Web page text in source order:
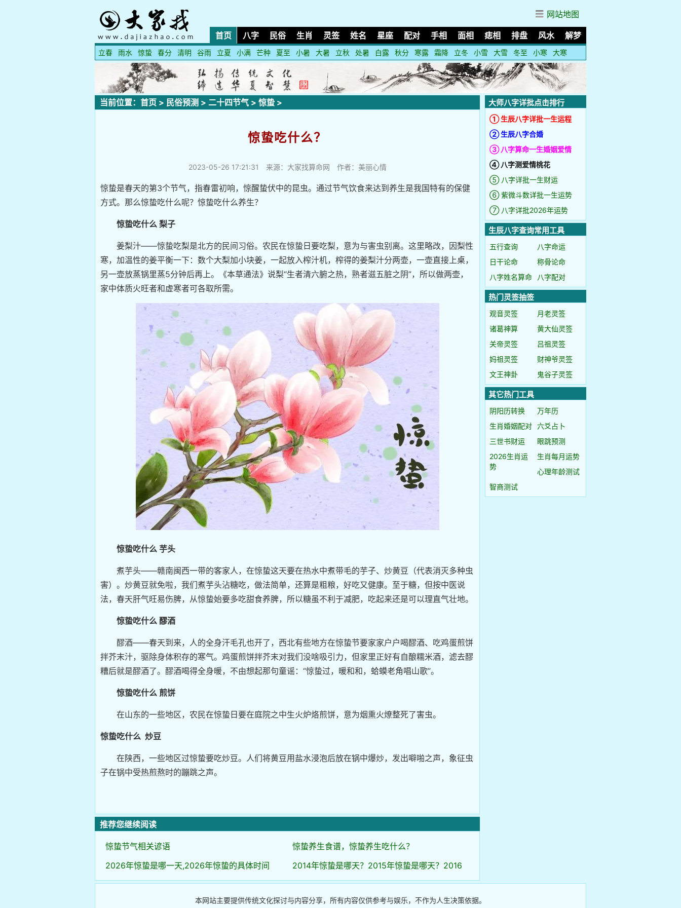
网站地图
首页 八字 民俗 生肖 灵签 姓名 星座 配对 手相 面相 痣相 排盘 风水 解梦
立春 雨水 惊蛰 春分 清明 谷雨 立夏 小满 芒种 夏至 小暑 大暑 立秋 处暑 白露 秋分 寒露 霜降 立冬 小雪 大雪 冬至 小寒 大寒
当前位置： 首页 > 民俗预测 > 二十四节气 > 惊蛰 >
惊蛰吃什么？
2023-05-26 17:21:31 来源：大家找算命网 作者：美丽心情
惊蛰是春天的第3个节气，指春雷初响，惊醒蛰伏中的昆虫。通过节气饮食来达到养生是我国特有的保健
方式。那么惊蛰吃什么呢？惊蛰吃什么养生？
惊蛰吃什么 梨子
姜梨汁——惊蛰吃梨是北方的民间习俗。农民在惊蛰日要吃梨，意为与害虫别离。这里略改，因梨性
寒，加温性的姜平衡一下：数个大梨加小块姜，一起放入榨汁机，榨得的姜梨汁分两壶，一壶直接上桌，
另一壶放蒸锅里蒸5分钟后再上。《本草通法》说梨“生者清六腑之热，熟者滋五脏之阴”，所以做两壶，
家中体质火旺者和虚寒者可各取所需。
惊蛰吃什么 芋头
煮芋头——赣南闽西一带的客家人，在惊蛰这天要在热水中煮带毛的芋子、炒黄豆（代表消灭多种虫
害）。炒黄豆就免啦，我们煮芋头沾糖吃，做法简单，还算是粗粮，好吃又健康。至于糖，但按中医说
法，春天肝气旺易伤脾，从惊蛰始要多吃甜食养脾，所以糖虽不利于减肥，吃起来还是可以理直气壮地。
惊蛰吃什么 醪酒
醪酒——春天到来，人的全身汗毛孔也开了，西北有些地方在惊蛰节要家家户户喝醪酒、吃鸡蛋煎饼
拌芥末汁，驱除身体积存的寒气。鸡蛋煎饼拌芥末对我们没啥吸引力，但家里正好有自酿糯米酒，滤去醪
糟后就是醪酒了。醪酒喝得全身暖，不由想起那句童谣：“惊蛰过，暖和和，蛤蟆老角唱山歌”。
惊蛰吃什么 煎饼
在山东的一些地区，农民在惊蛰日要在庭院之中生火炉烙煎饼，意为烟熏火燎整死了害虫。
惊蛰吃什么 炒豆
在陕西，一些地区过惊蛰要吃炒豆。人们将黄豆用盐水浸泡后放在锅中爆炒，发出噼啪之声，象征虫
子在锅中受热煎熬时的蹦跳之声。
大师八字详批点击排行
① 生辰八字详批一生运程
② 生辰八字合婚
③ 八字算命一生婚姻爱情
④ 八字测爱情桃花
⑤ 八字详批一生财运
⑥ 紫微斗数详批一生运势
⑦ 八字详批2026年运势
生辰八字查询常用工具
五行查询
八字命运
日干论命
称骨论命
八字姓名算命
八字配对
热门灵签抽签
观音灵签
月老灵签
诸葛神算
黄大仙灵签
关帝灵签
吕祖灵签
妈祖灵签
财神爷灵签
文王神卦
鬼谷子灵签
其它热门工具
阴阳历转换
万年历
生肖婚姻配对 六爻占卜
三世书财运
眼跳预测
2026生肖运
势
生肖每月运势
心理年龄测试
智商测试
推荐您继续阅读
惊蛰节气相关谚语
惊蛰养生食谱，惊蛰养生吃什么？
2026年惊蛰是哪一天,2026年惊蛰的具体时间
2014年惊蛰是哪天？2015年惊蛰是哪天？2016
本网站主要提供传统文化探讨与内容分享，所有内容仅供参考与娱乐，不作为人生决策依据。